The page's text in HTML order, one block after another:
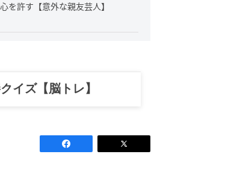
を許す【意外な親友芸人】
イズ【脳トレ】